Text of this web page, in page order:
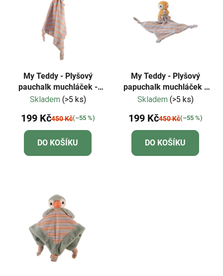
My Teddy - Plyšový
pauchalk muchláček -
modrý
Skladem (>5 ks)
199 Kč450 Kč(–55 %)
DO KOŠÍKU
My Teddy - Plyšový
papuchalk muchláček -
žlutý
Skladem (>5 ks)
199 Kč450 Kč(–55 %)
DO KOŠÍKU